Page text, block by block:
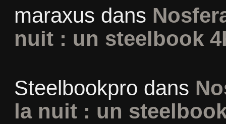
maraxus dans
nuit : un steelbook
Steelbookpro dans
la nuit : un